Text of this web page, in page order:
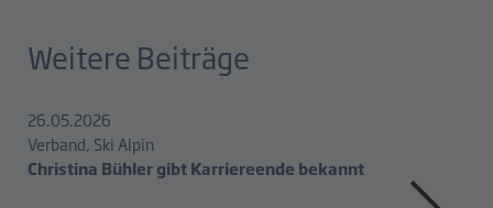
Weitere Beiträge
26.05.2026
Verband, Ski Alpin
Christina Bühler gibt Karriereende bekannt